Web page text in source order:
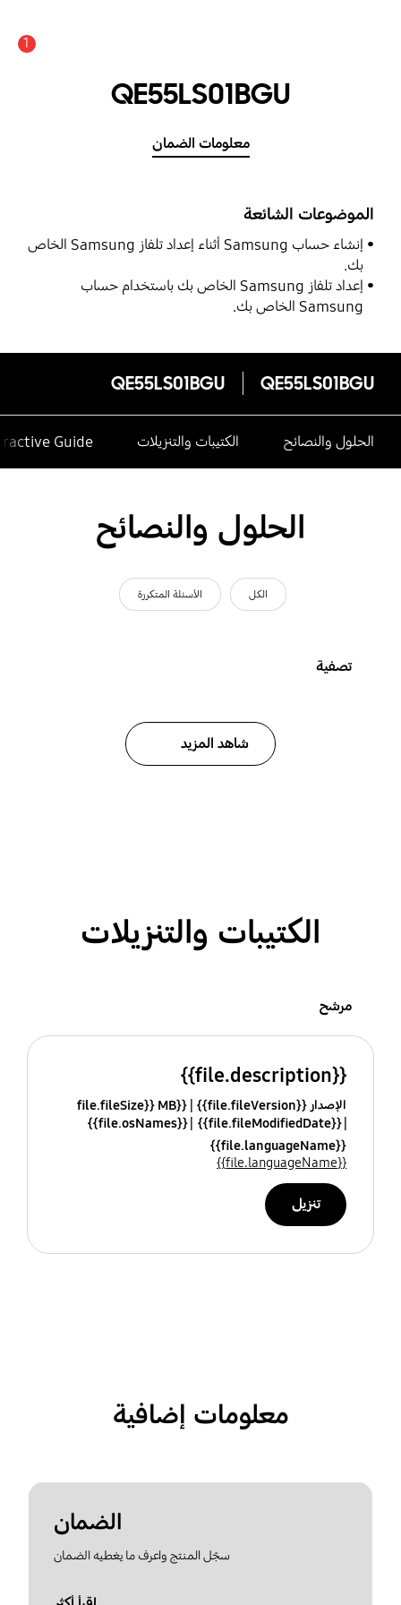
1
QE55LS01BGU
معلومات الضمان
الموضوعات الشائعة
إنشاء حساب Samsung أثناء إعداد تلفاز Samsung الخاص
بك.
إعداد تلفاز Samsung الخاص بك باستخدام حساب
Samsung الخاص بك.
QE55LS01BGU
QE55LS01BGU
الحلول والنصائح الكتيبات والتنزيلات Guide
الحلول والنصائح
الكل الأسئلة المتكررة
تصفية
شاهد المزيد
الكتيبات والتنزيلات
مرشح
{{file.description}}
الإصدار {{file.fileVersion}}
{{file.fileSize}} MB
{{file.fileModifiedDate}}
{{file.osNames}}
{{file.languageName}}
{{file.languageName}}
تنزيل
معلومات إضافية
الضمان
سجّل المنتج واعرف ما يغطيه الضمان